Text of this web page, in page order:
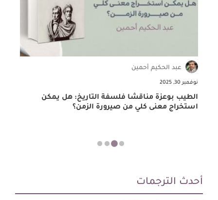
عبد الحكيم أحمين
نوفمبر 30, 2025
الطيب بوعزة مناقشا فلسفة التاريخ: هل يمكن
استخراج معنى كلي من صيرورة الزمن؟
أحدث الترجمات